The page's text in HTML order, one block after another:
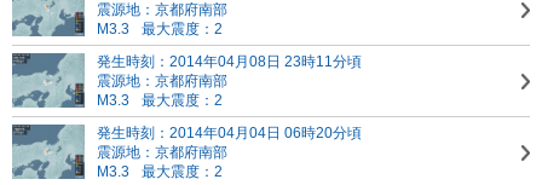
震源地：京都府南部
M3.3
最大震度：2
発生時刻：2014年04月08日 23時11分頃
震源地：京都府南部
M3.3
最大震度：2
発生時刻：2014年04月04日 06時20分頃
震源地：京都府南部
M3.3
最大震度：2